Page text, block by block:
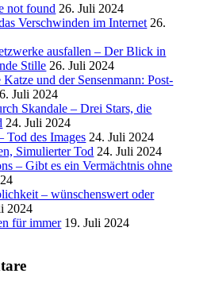
not found 26. Juli 2024
Verschwinden im Internet 26.
ausfallen – Der Blick in
Stille 26. Juli 2024
und der Sensenmann: Post-
Juli 2024
Skandale – Drei Stars, die
24. Juli 2024
Tod des Images 24. Juli 2024
Simulierter Tod 24. Juli 2024
– Gibt es ein Vermächtnis ohne
– wünschenswert oder
2024
für immer 19. Juli 2024